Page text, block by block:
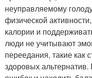
неуправляемому
физической
калории и
люди не учитывают
переедания, такие как
здоровых альтернатив.